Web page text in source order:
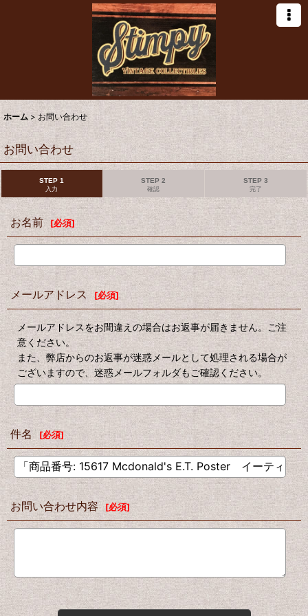
ホーム > お問い合わせ
お問い合わせ
STEP 1
入力
STEP 2
確認
STEP 3
完了
お名前 [必須]
メールアドレス [必須]
メールアドレスをお間違えの場合はお返事が届きません。ご注
意ください。
また、弊店からのお返事が迷惑メールとして処理される場合が
ございますので、迷惑メールフォルダもご確認ください。
件名 [必須]
お問い合わせ内容 [必須]